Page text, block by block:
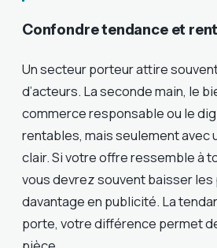
Confondre tendance et
Un secteur porteur attire
d’acteurs. La seconde main, le
commerce responsable ou le
rentables, mais seulement avec
clair. Si votre offre ressemble à
vous devrez souvent baisser
davantage en publicité. La
porte, votre différence permet